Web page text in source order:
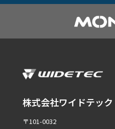
株式会社ワイドテック
〒101-0032